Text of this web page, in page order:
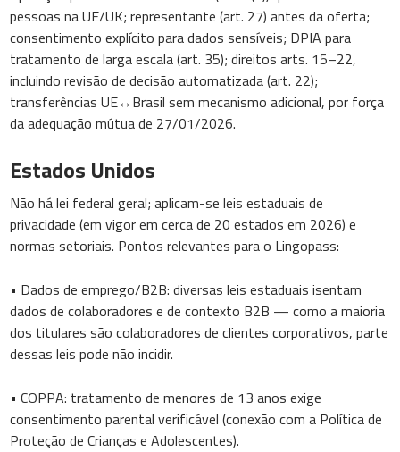
pessoas na UE/UK; representante (art. 27) antes da oferta;
consentimento explícito para dados sensíveis; DPIA para
tratamento de larga escala (art. 35); direitos arts. 15–22,
incluindo revisão de decisão automatizada (art. 22);
transferências UE↔Brasil sem mecanismo adicional, por força
da adequação mútua de 27/01/2026.
Estados Unidos
Não há lei federal geral; aplicam-se leis estaduais de
privacidade (em vigor em cerca de 20 estados em 2026) e
normas setoriais. Pontos relevantes para o Lingopass:
• Dados de emprego/B2B: diversas leis estaduais isentam
dados de colaboradores e de contexto B2B — como a maioria
dos titulares são colaboradores de clientes corporativos, parte
dessas leis pode não incidir.
• COPPA: tratamento de menores de 13 anos exige
consentimento parental verificável (conexão com a Política de
Proteção de Crianças e Adolescentes).